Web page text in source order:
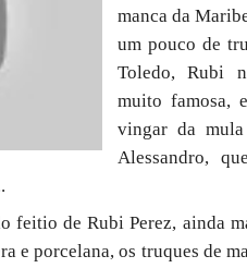
manca da
um pouco de
Toledo, Rubi
muito famosa,
vingar da
Alessandro,
feitio de Rubi Perez, ainda
e porcelana, os truques de